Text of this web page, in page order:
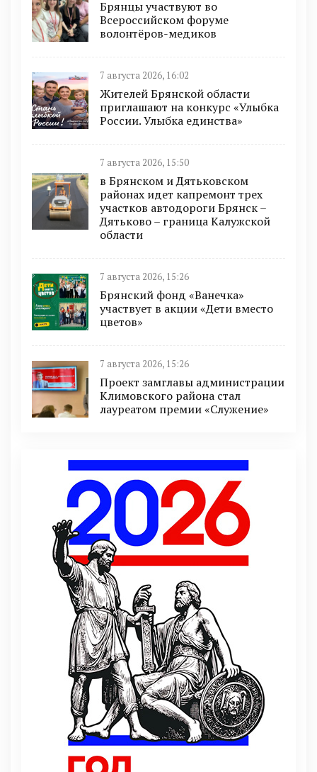
Брянцы участвуют во
Всероссийском форуме
волонтёров-медиков
7 августа 2026, 16:02
Жителей Брянской области
приглашают на конкурс «Улыбка
России. Улыбка единства»
7 августа 2026, 15:50
в Брянском и Дятьковском
районах идет капремонт трех
участков автодороги Брянск –
Дятьково – граница Калужской
области
7 августа 2026, 15:26
Брянский фонд «Ванечка»
участвует в акции «Дети вместо
цветов»
7 августа 2026, 15:26
Проект замглавы администрации
Климовского района стал
лауреатом премии «Служение»